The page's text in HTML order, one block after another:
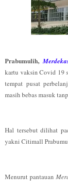
Prabumulih,
kartu vaksin Covid 19
tempat pusat
masih bebas masuk
Hal tersebut dilihat
yakni Citimall
Menurut pantauan